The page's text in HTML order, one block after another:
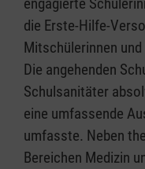
die Erste-Hilfe-
Mitschülerinnen
Die angehenden
Schulsanitäter
eine umfassende
umfasste. Neben
Bereichen Medizin